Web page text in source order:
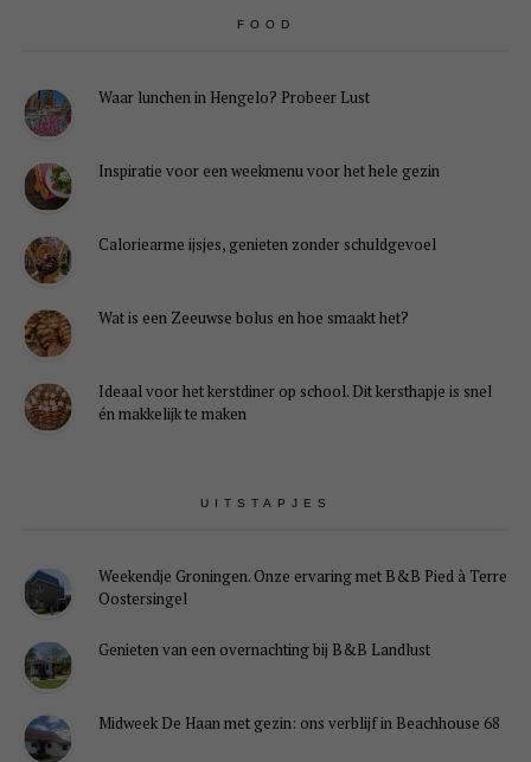
FOOD
Waar lunchen in Hengelo? Probeer Lust
Inspiratie voor een weekmenu voor het hele gezin
Caloriearme ijsjes, genieten zonder schuldgevoel
Wat is een Zeeuwse bolus en hoe smaakt het?
Ideaal voor het kerstdiner op school. Dit kersthapje is snel
én makkelijk te maken
UITSTAPJES
Weekendje Groningen. Onze ervaring met B&B Pied à Terre
Oostersingel
Genieten van een overnachting bij B&B Landlust
Midweek De Haan met gezin: ons verblijf in Beachhouse 68